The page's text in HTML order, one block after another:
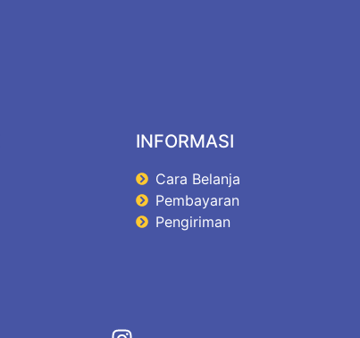
INFORMASI
Cara Belanja
Pembayaran
Pengiriman